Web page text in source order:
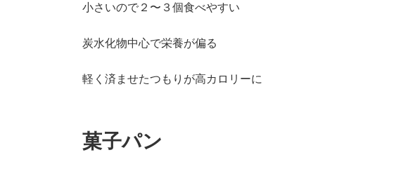
小さいので２〜３個食べやすい
炭水化物中心で栄養が偏る
軽く済ませたつもりが高カロリーに
菓子パン